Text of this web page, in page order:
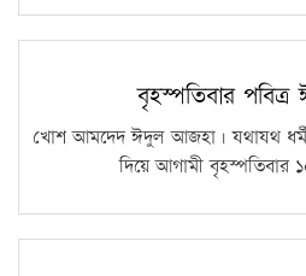
বৃহস্পতিবার
খোশ আমদেদ ঈদুল আজহা। যথাযথ ধর্মীয়
দিয়ে আগামী বৃহস্পতিবার